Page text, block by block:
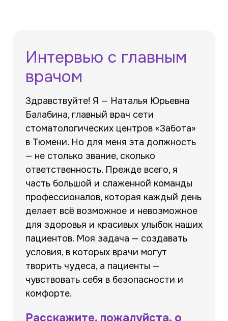
Интервью с главным
врачом
Здравствуйте! Я — Наталья Юрьевна
Балабина, главный врач сети
стоматологических центров «Забота»
в Тюмени. Но для меня эта должность
— не столько звание, сколько
ответственность. Прежде всего, я
часть большой и слаженной команды
профессионалов, которая каждый день
делает всё возможное и невозможное
для здоровья и красивых улыбок наших
пациентов. Моя задача — создавать
условия, в которых врачи могут
творить чудеса, а пациенты —
чувствовать себя в безопасности и
комфорте.